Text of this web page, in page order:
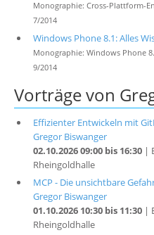
Monographie: Cross-Plattform-
7/2014
Windows Phone 8.1: Alles
Monographie: Windows Phone
9/2014
Vorträge von
Effizienter Entwickeln mit
Gregor Biswanger
02.10.2026 09:00 bis 16:30|
Rheingoldhalle
MCP - Die unsichtbare
Gregor Biswanger
01.10.2026 10:30 bis 11:30|
Rheingoldhalle